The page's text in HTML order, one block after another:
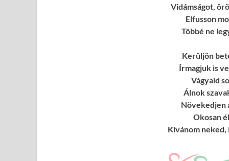
Vidámságot,
Elfusson
Többé ne
Kerüljön
Írmagjuk is
Vágyaid
Álnok
Növekedjen
Okosan
Kívánom neked,